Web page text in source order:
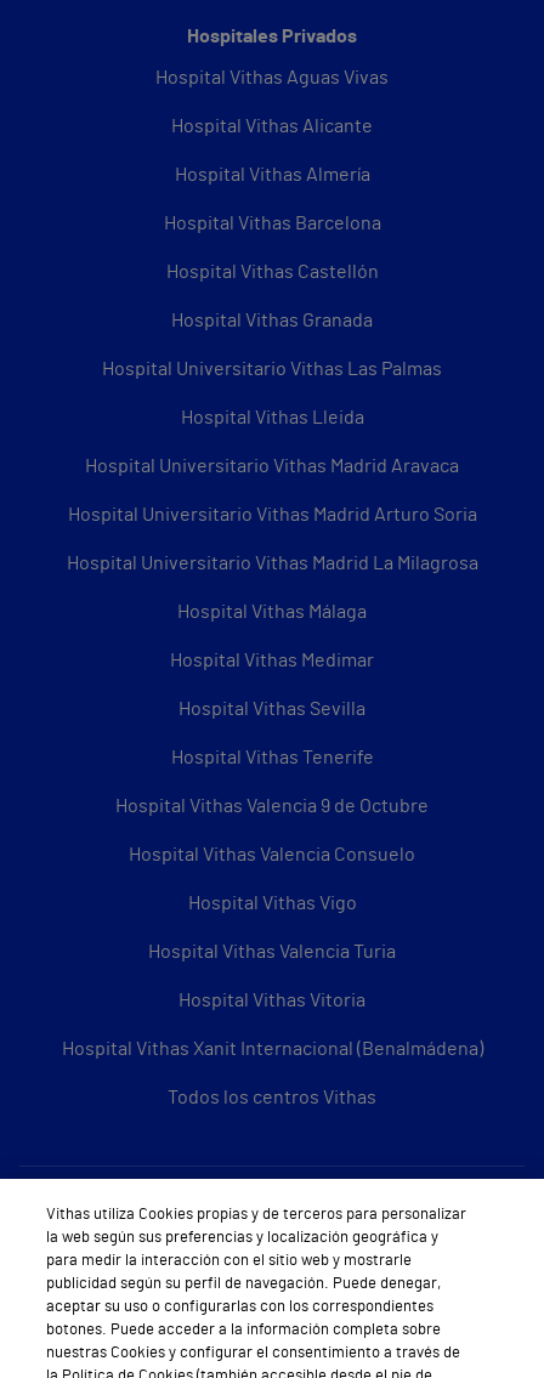
Hospitales Privados
Hospital Vithas Aguas Vivas
Hospital Vithas Alicante
Hospital Vithas Almería
Hospital Vithas Barcelona
Hospital Vithas Castellón
Hospital Vithas Granada
Hospital Universitario Vithas Las Palmas
Hospital Vithas Lleida
Hospital Universitario Vithas Madrid Aravaca
Hospital Universitario Vithas Madrid Arturo Soria
Hospital Universitario Vithas Madrid La Milagrosa
Hospital Vithas Málaga
Hospital Vithas Medimar
Hospital Vithas Sevilla
Hospital Vithas Tenerife
Hospital Vithas Valencia 9 de Octubre
Hospital Vithas Valencia Consuelo
Hospital Vithas Vigo
Hospital Vithas Valencia Turia
Hospital Vithas Vitoria
Hospital Vithas Xanit Internacional (Benalmádena)
Todos los centros Vithas
Sobre Vithas
Quiénes somos
Trabajar en Vithas
Teléfono Cita Médica
Vithas utiliza Cookies propias y de terceros para personalizar
la web según sus preferencias y localización geográfica y
para medir la interacción con el sitio web y mostrarle
publicidad según su perfil de navegación. Puede denegar,
aceptar su uso o configurarlas con los correspondientes
botones. Puede acceder a la información completa sobre
nuestras Cookies y configurar el consentimiento a través de